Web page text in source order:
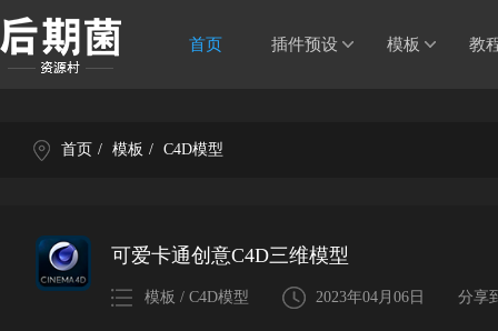
首页 插件预设 模板 教
首页 / 模板 / C4D模型
可爱卡通创意C4D三维模型
模板 / C4D模型 2023年04月06日 分享